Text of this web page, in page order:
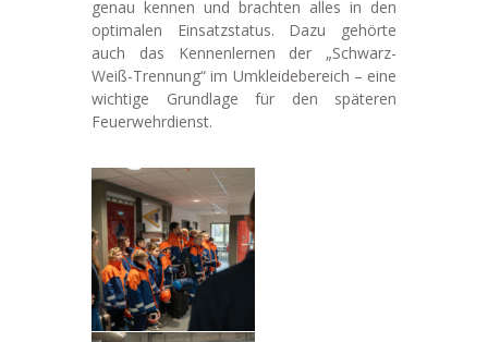
genau kennen und brachten alles in den
optimalen Einsatzstatus. Dazu gehörte
auch das Kennenlernen der „Schwarz-
Weiß-Trennung“ im Umkleidebereich – eine
wichtige Grundlage für den späteren
Feuerwehrdienst.